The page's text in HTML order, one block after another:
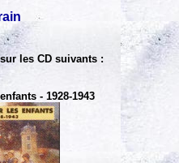
les CD suivants :
- 1928-1943